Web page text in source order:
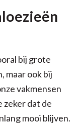
bij grote
maar ook bij
vakmensen
zeker dat de
mooi blijven.